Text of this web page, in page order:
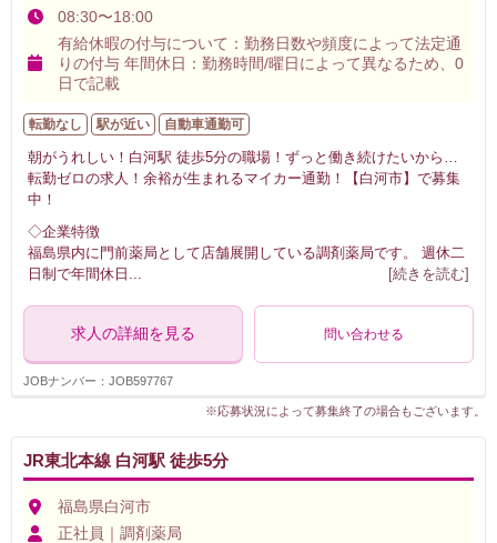
08:30〜18:00
有給休暇の付与について：勤務日数や頻度によって法定通
りの付与 年間休日：勤務時間/曜日によって異なるため、0
日で記載
転勤なし 駅が近い 自動車通勤可
朝がうれしい！白河駅 徒歩5分の職場！ずっと働き続けたいから…
転勤ゼロの求人！余裕が生まれるマイカー通勤！【白河市】で募集
中！
◇企業特徴
福島県内に門前薬局として店舗展開している調剤薬局です。 週休二
日制で年間休日
[続きを読む]
求人の詳細を見る 問い合わせる
JOBナンバー：JOB597767
※応募状況によって募集終了の場合もございます。
JR東北本線 白河駅 徒歩5分
福島県白河市
正社員｜調剤薬局